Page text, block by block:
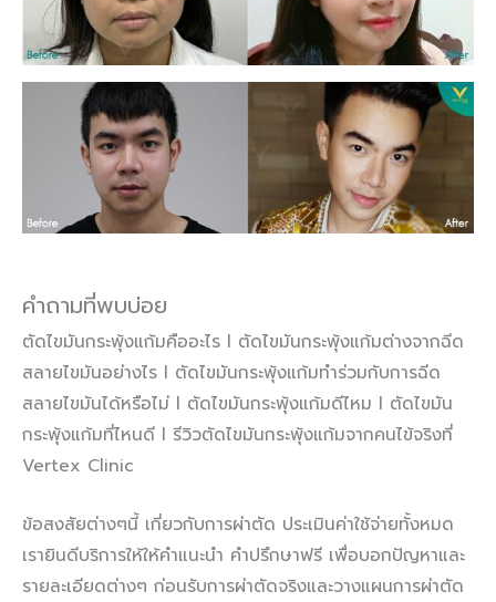
คำถามที่พบบ่อย
ตัดไขมันกระพุ้งแก้มคืออะไร l ตัดไขมันกระพุ้งแก้มต่างจากฉีด
สลายไขมันอย่างไร l ตัดไขมันกระพุ้งแก้มทำร่วมกับการฉีด
สลายไขมันได้หรือไม่ l ตัดไขมันกระพุ้งแก้มดีไหม l ตัดไขมัน
กระพุ้งแก้มที่ไหนดี l รีวิวตัดไขมันกระพุ้งแก้มจากคนไข้จริงที่
Vertex Clinic
ข้อสงสัยต่างๆนี้ เกี่ยวกับการผ่าตัด ประเมินค่าใช้จ่ายทั้งหมด
เรายินดีบริการให้ให้คำแนะนำ คำปรึกษาฟรี เพื่อบอกปัญหาและ
รายละเอียดต่างๆ ก่อนรับการผ่าตัดจริงและวางแผนการผ่าตัด